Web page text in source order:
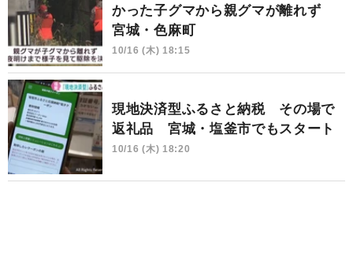
かった子グマから親グマが離れず
宮城・色麻町
10/16 (木) 18:15
現地決済型ふるさと納税 その場で
返礼品 宮城・塩釜市でもスタート
10/16 (木) 18:20